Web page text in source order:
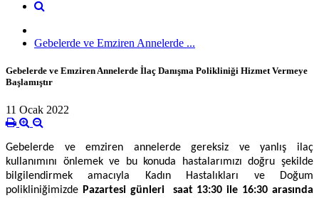
Gebelerde ve Emziren Annelerde ...
Gebelerde ve Emziren Annelerde İlaç Danışma Polikliniği Hizmet Vermeye
Başlamıştır
11 Ocak 2022
Gebelerde ve emziren annelerde gereksiz ve yanlış ilaç
kullanımını önlemek ve bu konuda hastalarımızı doğru şekilde
bilgilendirmek amacıyla Kadın Hastalıkları ve Doğum
polikliniğimizde Pazartesi günleri saat 13:30 ile 16:30 arasında